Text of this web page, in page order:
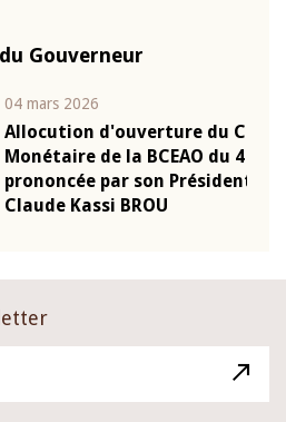
Gouverneur
du Comité de Politique
du 4 mars 2026,
Monsieur Jean-